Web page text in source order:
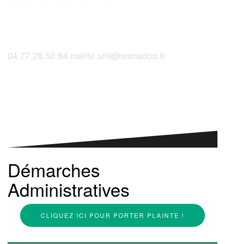
04.77.28.50.84 mairie.sml@wanadoo.fr
Démarches
Administratives
CLIQUEZ ICI POUR PORTER PLAINTE !